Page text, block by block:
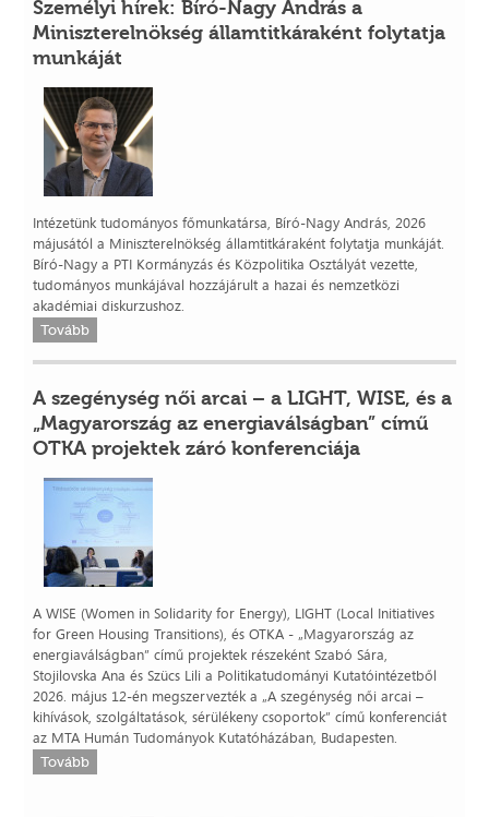
Személyi hírek: Bíró-Nagy András a
Miniszterelnökség államtitkáraként folytatja
munkáját
Intézetünk tudományos főmunkatársa, Bíró-Nagy András, 2026
májusától a Miniszterelnökség államtitkáraként folytatja munkáját.
Bíró-Nagy a PTI Kormányzás és Közpolitika Osztályát vezette,
tudományos munkájával hozzájárult a hazai és nemzetközi
akadémiai diskurzushoz.
Tovább
A szegénység női arcai – a LIGHT, WISE, és a
„Magyarország az energiaválságban” című
OTKA projektek záró konferenciája
A WISE (Women in Solidarity for Energy), LIGHT (Local Initiatives
for Green Housing Transitions), és OTKA - „Magyarország az
energiaválságban” című projektek részeként Szabó Sára,
Stojilovska Ana és Szücs Lili a Politikatudományi Kutatóintézetből
2026. május 12-én megszervezték a „A szegénység női arcai –
kihívások, szolgáltatások, sérülékeny csoportok” című konferenciát
az MTA Humán Tudományok Kutatóházában, Budapesten.
Tovább